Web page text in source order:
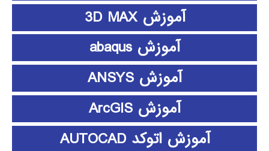
آموزش 3D MAX
آموزش abaqus
آموزش ANSYS
آموزش ArcGIS
آموزش اتوکد AUTOCAD